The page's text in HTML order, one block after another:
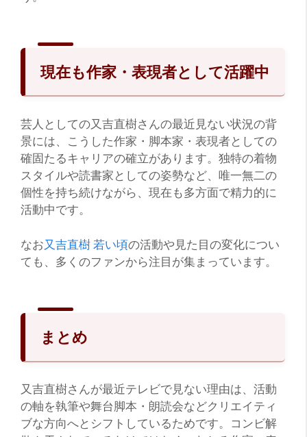
現在も作家・表現者として活躍中
芸人としての又吉直樹さんの最近見ない状況の背
景には、こうした作家・脚本家・表現者としての
確固たるキャリアの確立があります。独特の着物
スタイルや読書家としての姿勢など、唯一無二の
個性を持ち続けながら、現在も多方面で精力的に
活動中です。
なお又吉直樹 若い頃の活動や見た目の変化につい
ても、多くのファンから注目が集まっています。
まとめ
又吉直樹さんが最近テレビで見ない理由は、活動
の軸を執筆や舞台脚本・朗読会などクリエイティ
ブな方向へとシフトしているためです。コンビ解